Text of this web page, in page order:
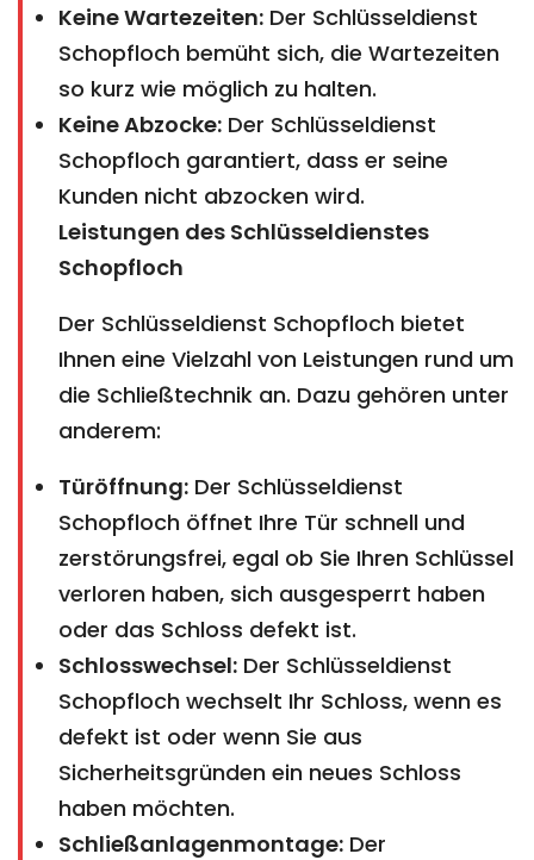
Keine Wartezeiten: Der Schlüsseldienst
Schopfloch bemüht sich, die Wartezeiten
so kurz wie möglich zu halten.
Keine Abzocke: Der Schlüsseldienst
Schopfloch garantiert, dass er seine
Kunden nicht abzocken wird.
Leistungen des Schlüsseldienstes
Schopfloch
Der Schlüsseldienst Schopfloch bietet
Ihnen eine Vielzahl von Leistungen rund um
die Schließtechnik an. Dazu gehören unter
anderem:
Türöffnung: Der Schlüsseldienst
Schopfloch öffnet Ihre Tür schnell und
zerstörungsfrei, egal ob Sie Ihren Schlüssel
verloren haben, sich ausgesperrt haben
oder das Schloss defekt ist.
Schlosswechsel: Der Schlüsseldienst
Schopfloch wechselt Ihr Schloss, wenn es
defekt ist oder wenn Sie aus
Sicherheitsgründen ein neues Schloss
haben möchten.
Schließanlagenmontage: Der